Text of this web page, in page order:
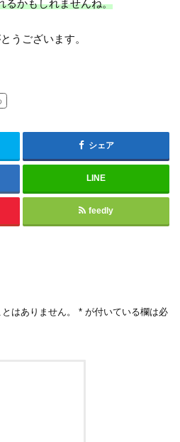
るかもしれませんね。
うございます。
シェア
LINE
feedly
はありません。 * が付いている欄は必